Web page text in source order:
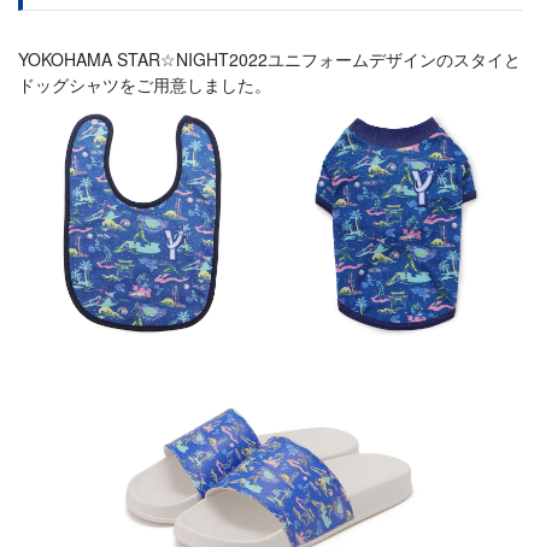
YOKOHAMA STAR☆NIGHT2022ユニフォームデザインのスタイと
ドッグシャツをご用意しました。